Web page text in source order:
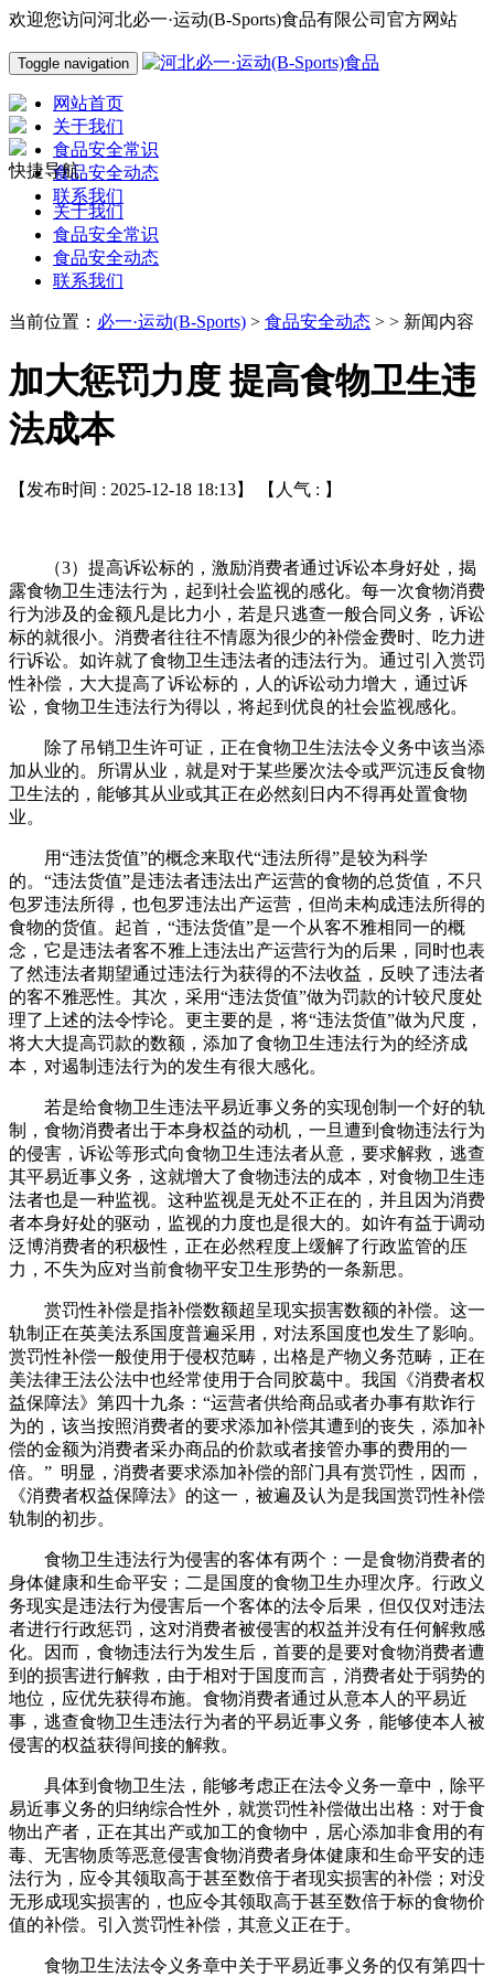
欢迎您访问河北必一·运动(B-Sports)食品有限公司官方网站
Toggle navigation
网站首页
关于我们
食品安全常识
食品安全动态
联系我们
快捷导航
关于我们
食品安全常识
食品安全动态
联系我们
当前位置： 必一·运动(B-Sports) > 食品安全动态 > > 新闻内容
加大惩罚力度 提高食物卫生违
法成本
【发布时间 : 2025-12-18 18:13】 【人气 : 】
（3）提高诉讼标的，激励消费者通过诉讼本身好处，揭
露食物卫生违法行为，起到社会监视的感化。每一次食物消费
行为涉及的金额凡是比力小，若是只逃查一般合同义务，诉讼
标的就很小。消费者往往不情愿为很少的补偿金费时、吃力进
行诉讼。如许就了食物卫生违法者的违法行为。通过引入赏罚
性补偿，大大提高了诉讼标的，人的诉讼动力增大，通过诉
讼，食物卫生违法行为得以，将起到优良的社会监视感化。
除了吊销卫生许可证，正在食物卫生法法令义务中该当添
加从业的。所谓从业，就是对于某些屡次法令或严沉违反食物
卫生法的，能够其从业或其正在必然刻日内不得再处置食物
业。
用“违法货值”的概念来取代“违法所得”是较为科学
的。“违法货值”是违法者违法出产运营的食物的总货值，不只
包罗违法所得，也包罗违法出产运营，但尚未构成违法所得的
食物的货值。起首，“违法货值”是一个从客不雅相同一的概
念，它是违法者客不雅上违法出产运营行为的后果，同时也表
了然违法者期望通过违法行为获得的不法收益，反映了违法者
的客不雅恶性。其次，采用“违法货值”做为罚款的计较尺度处
理了上述的法令悖论。更主要的是，将“违法货值”做为尺度，
将大大提高罚款的数额，添加了食物卫生违法行为的经济成
本，对遏制违法行为的发生有很大感化。
若是给食物卫生违法平易近事义务的实现创制一个好的轨
制，食物消费者出于本身权益的动机，一旦遭到食物违法行为
的侵害，诉讼等形式向食物卫生违法者从意，要求解救，逃查
其平易近事义务，这就增大了食物违法的成本，对食物卫生违
法者也是一种监视。这种监视是无处不正在的，并且因为消费
者本身好处的驱动，监视的力度也是很大的。如许有益于调动
泛博消费者的积极性，正在必然程度上缓解了行政监管的压
力，不失为应对当前食物平安卫生形势的一条新思。
赏罚性补偿是指补偿数额超呈现实损害数额的补偿。这一
轨制正在英美法系国度普遍采用，对法系国度也发生了影响。
赏罚性补偿一般使用于侵权范畴，出格是产物义务范畴，正在
美法律王法公法中也经常使用于合同胶葛中。我国《消费者权
益保障法》第四十九条：“运营者供给商品或者办事有欺诈行
为的，该当按照消费者的要求添加补偿其遭到的丧失，添加补
偿的金额为消费者采办商品的价款或者接管办事的费用的一
倍。” 明显，消费者要求添加补偿的部门具有赏罚性，因而，
《消费者权益保障法》的这一，被遍及认为是我国赏罚性补偿
轨制的初步。
食物卫生违法行为侵害的客体有两个：一是食物消费者的
身体健康和生命平安；二是国度的食物卫生办理次序。行政义
务现实是违法行为侵害后一个客体的法令后果，但仅仅对违法
者进行行政惩罚，这对消费者被侵害的权益并没有任何解救感
化。因而，食物违法行为发生后，首要的是要对食物消费者遭
到的损害进行解救，由于相对于国度而言，消费者处于弱势的
地位，应优先获得布施。食物消费者通过从意本人的平易近
事，逃查食物卫生违法行为者的平易近事义务，能够使本人被
侵害的权益获得间接的解救。
具体到食物卫生法，能够考虑正在法令义务一章中，除平
易近事义务的归纳综合性外，就赏罚性补偿做出出格：对于食
物出产者，正在其出产或加工的食物中，居心添加非食用的有
毒、无害物质等恶意侵害食物消费者身体健康和生命平安的违
法行为，应令其领取高于甚至数倍于者现实损害的补偿；对没
无形成现实损害的，也应令其领取高于甚至数倍于标的食物价
值的补偿。引入赏罚性补偿，其意义正在于。
食物卫生法法令义务章中关于平易近事义务的仅有第四十